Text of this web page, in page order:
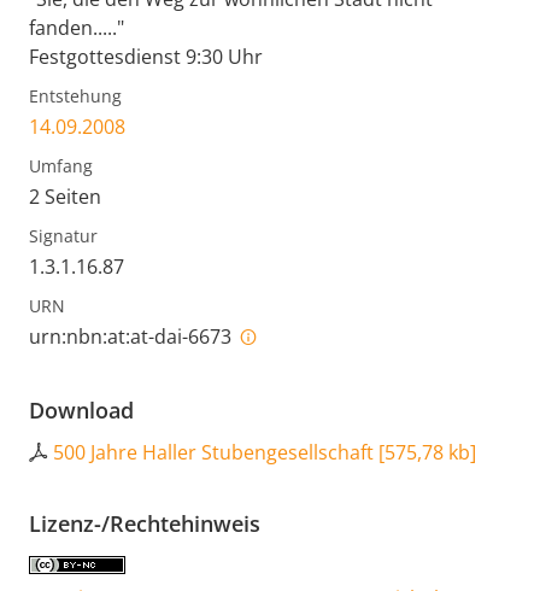
fanden....."
Festgottesdienst 9:30 Uhr
Entstehung
14.09.2008
Umfang
2 Seiten
Signatur
1.3.1.16.87
URN
urn:nbn:at:at-dai-6673
Download
500 Jahre Haller Stubengesellschaft [575,78 kb]
Lizenz-/Rechtehinweis